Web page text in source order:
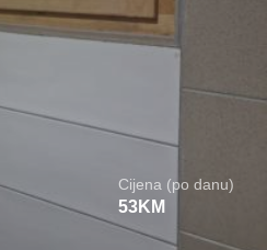
Cijena (po danu)
53KM